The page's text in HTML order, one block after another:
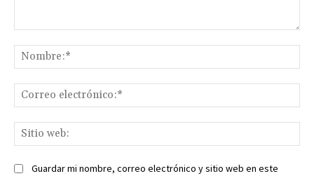
Guardar mi nombre, correo electrónico y sitio web en este